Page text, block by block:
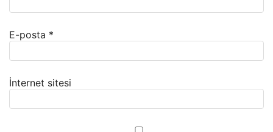
E-posta *
İnternet sitesi